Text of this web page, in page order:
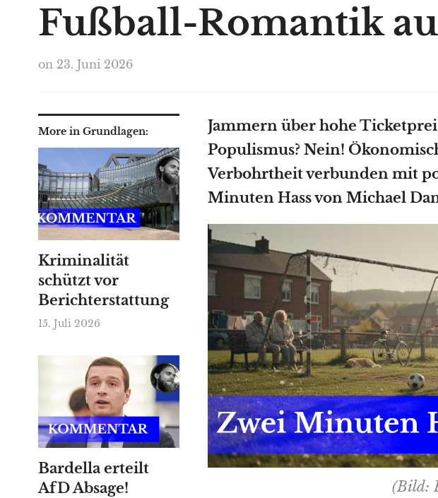
Fußball-Romantik
on 23. Juni 2026
More in Grundlagen:
Kriminalität
schützt vor
Berichterstattung
15. Juli 2026
Bardella erteilt
AfD Absage!
Jammern über hohe
Populismus? Nein!
Verbohrtheit verbunden mit
Minuten Hass von Michael
(Bild: